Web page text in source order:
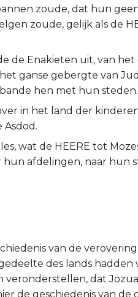
zoude, dat hun
zoude, gelijk als de
de Enakieten uit, van
ganse gebergte van
hen met hun steden.
in het land der
Asdod.
wat de HEERE tot
hun afdelingen, naar hun
van de verovering
des lands hadden
dat
de geschiedenis van de